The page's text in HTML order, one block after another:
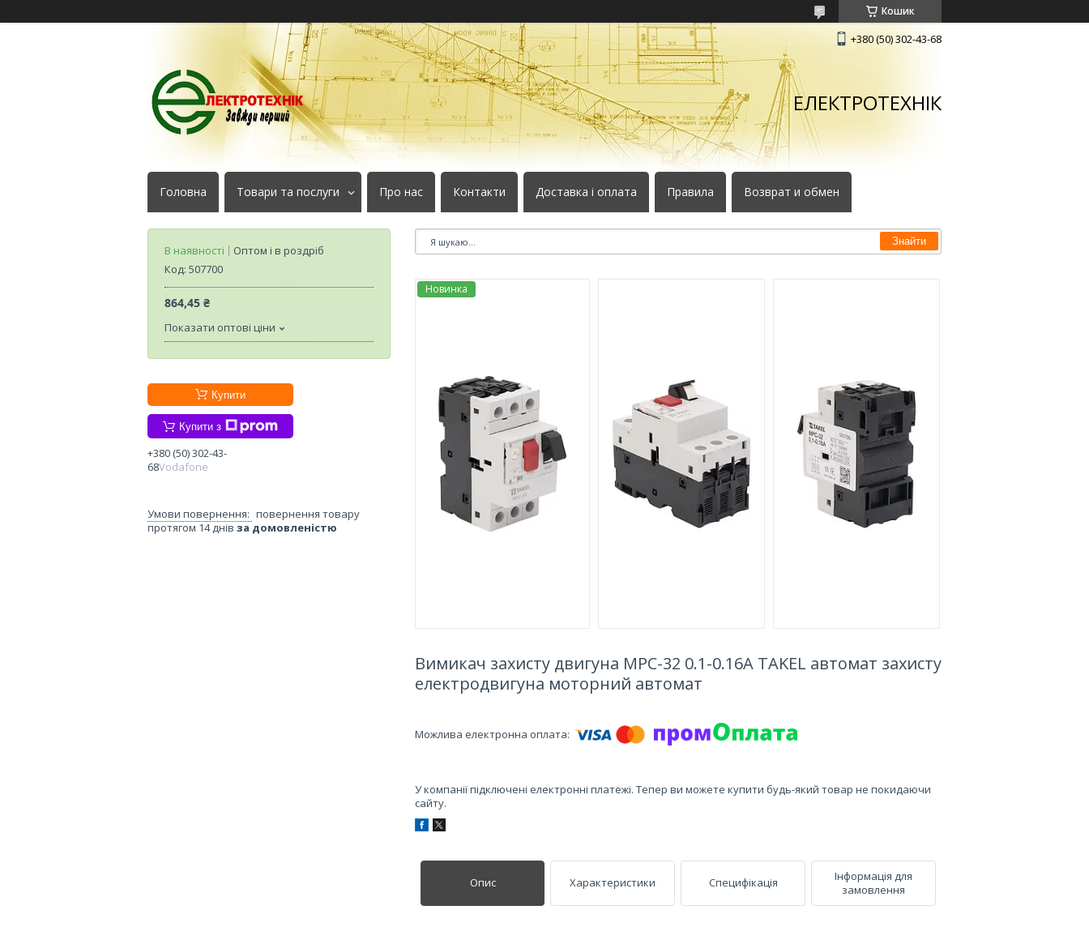
Кошик
+380 (50) 302-43-68
ЕЛЕКТРОТЕХНІК
Головна Товари та послуги Про нас Контакти Доставка і оплата Правила Возврат и обмен
Знайти
Новинка
Вимикач захисту двигуна MPC-32 0.1-0.16А TAKEL автомат захисту
електродвигуна моторний автомат
У компанії підключені електронні платежі. Тепер ви можете купити будь-який товар не покидаючи
сайту.
Опис Характеристики Специфікація
Інформація для
замовлення
В наявності
Оптом і в роздріб
Код: 507700
864,45 ₴
Показати оптові ціни
Купити
Купити з
+380 (50) 302-43-
68Vodafone
повернення товару
протягом 14 днів за домовленістю